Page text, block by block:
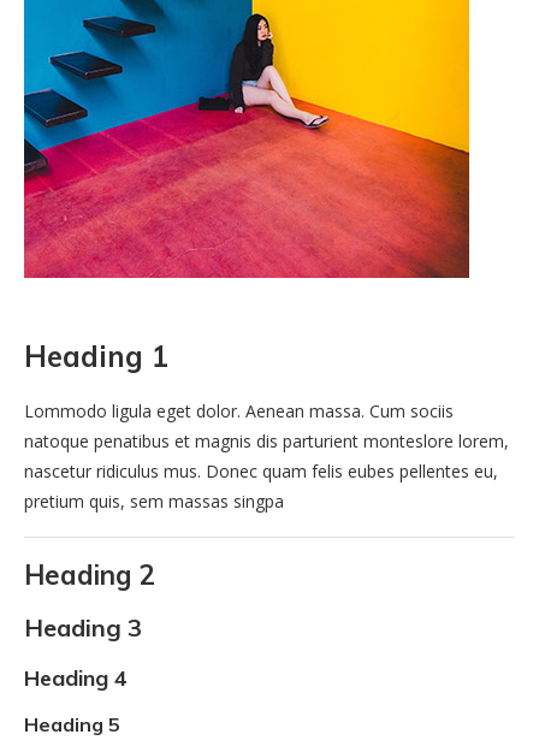
Heading 1
Lommodo ligula eget dolor. Aenean massa. Cum sociis
natoque penatibus et magnis dis parturient monteslore lorem,
nascetur ridiculus mus. Donec quam felis eubes pellentes eu,
pretium quis, sem massas singpa
Heading 2
Heading 3
Heading 4
Heading 5